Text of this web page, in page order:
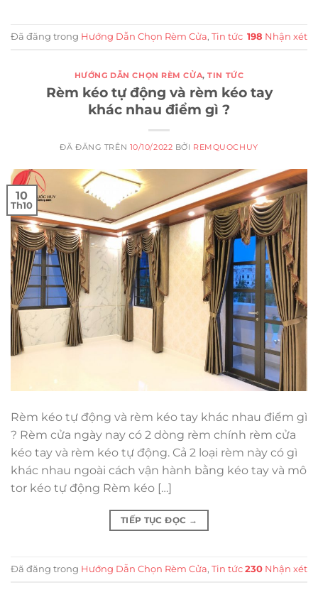
Đã đăng trong Hướng Dẫn Chọn Rèm Cửa, Tin tức 198 Nhận xét
HƯỚNG DẪN CHỌN RÈM CỬA,TIN TỨC
Rèm kéo tự động và rèm kéo tay
khác nhau điểm gì ?
ĐÃ ĐĂNG TRÊN 10/10/2022 BỞI REMQUOCHUY
10
Th10
Rèm kéo tự động và rèm kéo tay khác nhau điểm gì
? Rèm cửa ngày nay có 2 dòng rèm chính rèm cửa
kéo tay và rèm kéo tự động. Cả 2 loại rèm này có gì
khác nhau ngoài cách vận hành bằng kéo tay và mô
tor kéo tự động Rèm kéo […]
TIẾP TỤC ĐỌC →
Đã đăng trong Hướng Dẫn Chọn Rèm Cửa, Tin tức 230 Nhận xét